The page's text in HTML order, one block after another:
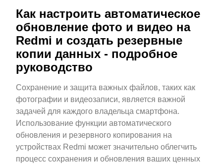
Как настроить автоматическое
обновление фото и видео на
Redmi и создать резервные
копии данных - подробное
руководство
Сохранение и защита важных файлов, таких как
фотографии и видеозаписи, является важной
задачей для каждого владельца смартфона.
Использование функции автоматического
обновления и резервного копирования на
устройствах Redmi может значительно облегчить
процесс сохранения и обновления ваших ценных